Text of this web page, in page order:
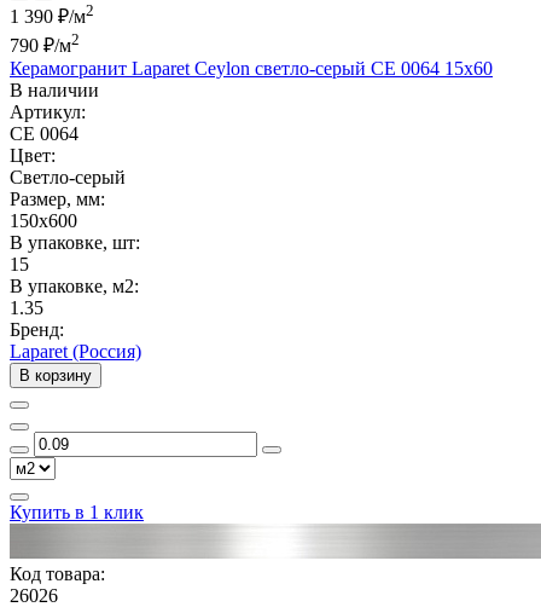
1 390 ₽/м2
790 ₽/м2
Керамогранит Laparet Ceylon светло-серый CE 0064 15х60
В наличии
Артикул:
CE 0064
Цвет:
Светло-серый
Размер, мм:
150x600
В упаковке, шт:
15
В упаковке, м2:
1.35
Бренд:
Laparet (Россия)
В корзину
Купить в 1 клик
Код товара:
26026